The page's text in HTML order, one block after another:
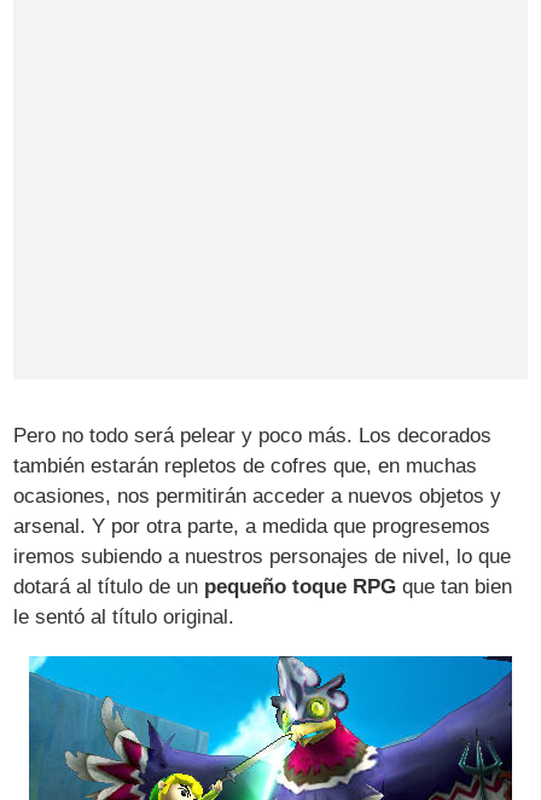
Pero no todo será pelear y poco más. Los decorados
también estarán repletos de cofres que, en muchas
ocasiones, nos permitirán acceder a nuevos objetos y
arsenal. Y por otra parte, a medida que progresemos
iremos subiendo a nuestros personajes de nivel, lo que
dotará al título de un pequeño toque RPG que tan bien
le sentó al título original.